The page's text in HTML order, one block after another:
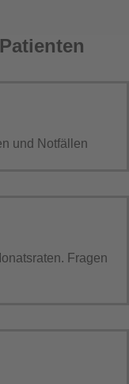
und Notfällen
Fragen